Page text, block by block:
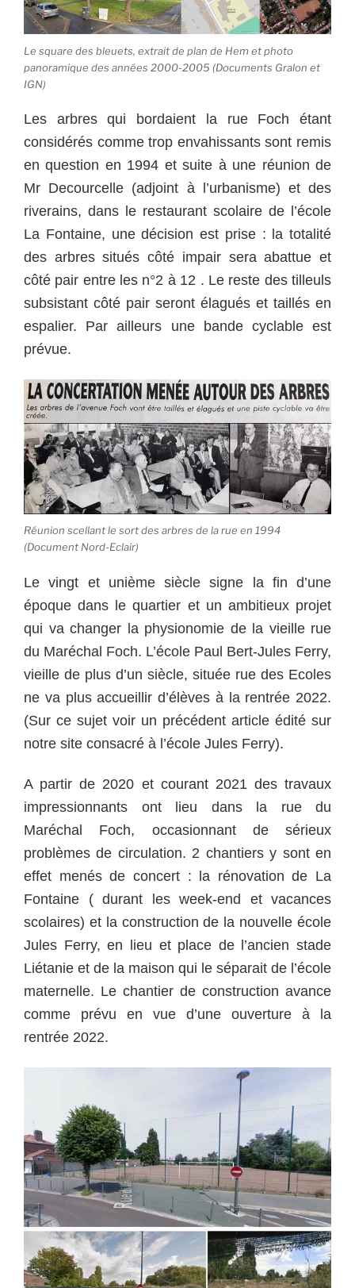
Le square des bleuets, extrait de plan de Hem et photo
panoramique des années 2000-2005 (Documents Gralon et
IGN)
Les arbres qui bordaient la rue Foch étant
considérés comme trop envahissants sont remis
en question en 1994 et suite à une réunion de
Mr Decourcelle (adjoint à l’urbanisme) et des
riverains, dans le restaurant scolaire de l’école
La Fontaine, une décision est prise : la totalité
des arbres situés côté impair sera abattue et
côté pair entre les n°2 à 12 . Le reste des tilleuls
subsistant côté pair seront élagués et taillés en
espalier. Par ailleurs une bande cyclable est
prévue.
Réunion scellant le sort des arbres de la rue en 1994
(Document Nord-Eclair)
Le vingt et unième siècle signe la fin d’une
époque dans le quartier et un ambitieux projet
qui va changer la physionomie de la vieille rue
du Maréchal Foch. L’école Paul Bert-Jules Ferry,
vieille de plus d’un siècle, située rue des Ecoles
ne va plus accueillir d’élèves à la rentrée 2022.
(Sur ce sujet voir un précédent article édité sur
notre site consacré à l’école Jules Ferry).
A partir de 2020 et courant 2021 des travaux
impressionnants ont lieu dans la rue du
Maréchal Foch, occasionnant de sérieux
problèmes de circulation. 2 chantiers y sont en
effet menés de concert : la rénovation de La
Fontaine ( durant les week-end et vacances
scolaires) et la construction de la nouvelle école
Jules Ferry, en lieu et place de l’ancien stade
Liétanie et de la maison qui le séparait de l’école
maternelle. Le chantier de construction avance
comme prévu en vue d’une ouverture à la
rentrée 2022.